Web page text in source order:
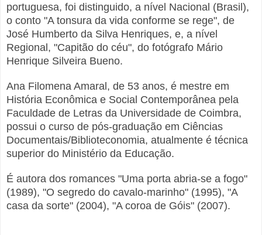
portuguesa, foi distinguido, a nível Nacional (Brasil),
o conto "A tonsura da vida conforme se rege", de
José Humberto da Silva Henriques, e, a nível
Regional, "Capitão do céu", do fotógrafo Mário
Henrique Silveira Bueno.
Ana Filomena Amaral, de 53 anos, é mestre em
História Econômica e Social Contemporânea pela
Faculdade de Letras da Universidade de Coimbra,
possui o curso de pós-graduação em Ciências
Documentais/Biblioteconomia, atualmente é técnica
superior do Ministério da Educação.
É autora dos romances "Uma porta abria-se a fogo"
(1989), "O segredo do cavalo-marinho" (1995), "A
casa da sorte" (2004), "A coroa de Góis" (2007).